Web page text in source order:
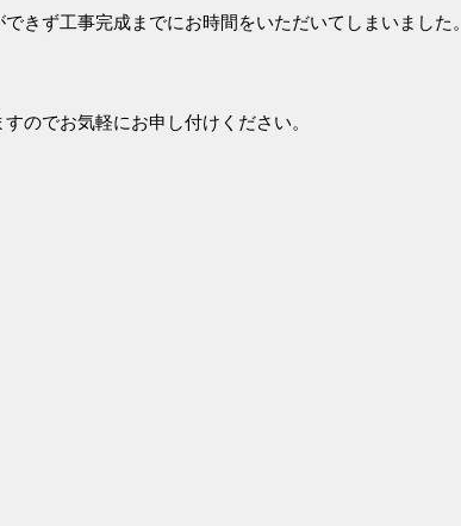
きず工事完成までにお時間をいただいてしまいました。
のでお気軽にお申し付けください。